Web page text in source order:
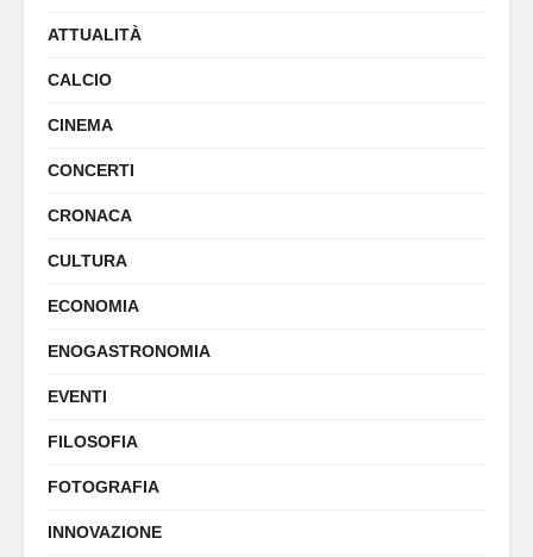
ATTUALITÀ
CALCIO
CINEMA
CONCERTI
CRONACA
CULTURA
ECONOMIA
ENOGASTRONOMIA
EVENTI
FILOSOFIA
FOTOGRAFIA
INNOVAZIONE